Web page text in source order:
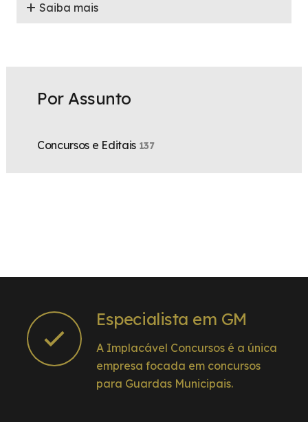
Saiba mais
Por Assunto
Concursos e Editais 137
Especialista em GM
A Implacável Concursos é a única
empresa focada em concursos
para Guardas Municipais.